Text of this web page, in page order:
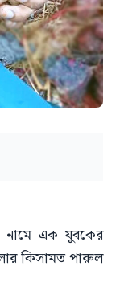
নামে এক যুবকের
কিসামত পারুল